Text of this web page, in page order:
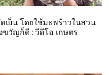
ย็น โดยใช้มะพร้าวในสวน
ขวัญก็ดี : วีดีโอ เกษตร